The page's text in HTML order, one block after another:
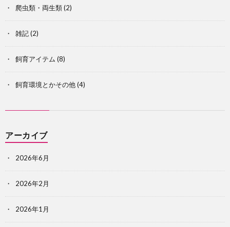
爬虫類・両生類(2)
雑記(2)
飼育アイテム (8)
飼育環境とかその他(4)
アーカイブ
2026年6月
2026年2月
2026年1月